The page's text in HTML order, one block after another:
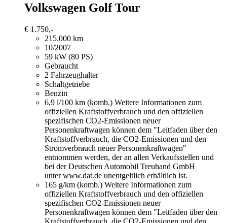
Volkswagen Golf Tour
€ 1.750,-
215.000 km
10/2007
59 kW (80 PS)
Gebraucht
2 Fahrzeughalter
Schaltgetriebe
Benzin
6,9 l/100 km (komb.) Weitere Informationen zum
offiziellen Kraftstoffverbrauch und den offiziellen
spezifischen CO2-Emissionen neuer
Personenkraftwagen können dem "Leitfaden über den
Kraftstoffverbrauch, die CO2-Emissionen und den
Stromverbrauch neuer Personenkraftwagen"
entnommen werden, der an allen Verkaufsstellen und
bei der Deutschen Automobil Treuhand GmbH
unter www.dat.de unentgeltlich erhältlich ist.
165 g/km (komb.) Weitere Informationen zum
offiziellen Kraftstoffverbrauch und den offiziellen
spezifischen CO2-Emissionen neuer
Personenkraftwagen können dem "Leitfaden über den
Kraftstoffverbrauch, die CO2-Emissionen und den